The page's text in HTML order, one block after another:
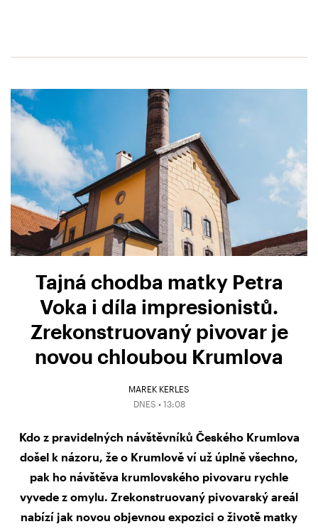
Tajná chodba matky Petra
Voka i díla impresionistů.
Zrekonstruovaný pivovar je
novou chloubou Krumlova
MAREK KERLES
DNES • 13:08
Kdo z pravidelných návštěvníků Českého Krumlova
došel k názoru, že o Krumlově ví už úplně všechno,
pak ho návštěva krumlovského pivovaru rychle
vyvede z omylu. Zrekonstruovaný pivovarský areál
nabízí jak novou objevnou expozici o životě matky